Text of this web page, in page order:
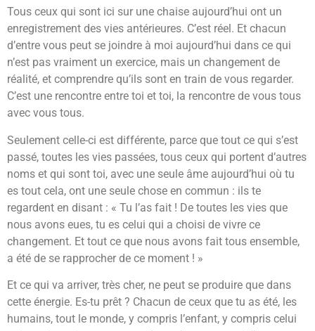
Tous ceux qui sont ici sur une chaise aujourd’hui ont un
enregistrement des vies antérieures. C’est réel. Et chacun
d’entre vous peut se joindre à moi aujourd’hui dans ce qui
n’est pas vraiment un exercice, mais un changement de
réalité, et comprendre qu’ils sont en train de vous regarder.
C’est une rencontre entre toi et toi, la rencontre de vous tous
avec vous tous.
Seulement celle-ci est différente, parce que tout ce qui s’est
passé, toutes les vies passées, tous ceux qui portent d’autres
noms et qui sont toi, avec une seule âme aujourd’hui où tu
es tout cela, ont une seule chose en commun : ils te
regardent en disant : « Tu l’as fait ! De toutes les vies que
nous avons eues, tu es celui qui a choisi de vivre ce
changement. Et tout ce que nous avons fait tous ensemble,
a été de se rapprocher de ce moment ! »
Et ce qui va arriver, très cher, ne peut se produire que dans
cette énergie. Es-tu prêt ? Chacun de ceux que tu as été, les
humains, tout le monde, y compris l’enfant, y compris celui